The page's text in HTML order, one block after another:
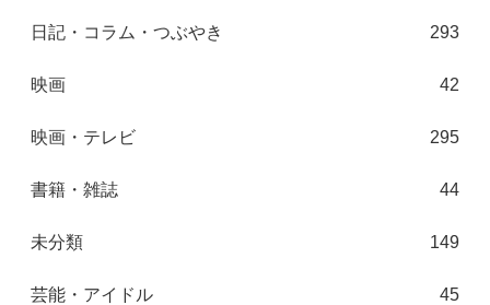
日記・コラム・つぶやき 293
映画 42
映画・テレビ 295
書籍・雑誌 44
未分類 149
芸能・アイドル 45